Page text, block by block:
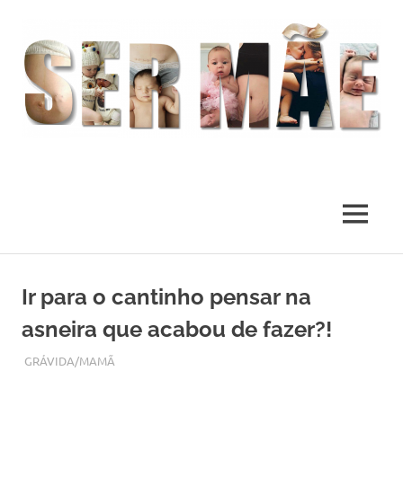
content
MENU
Ir para o cantinho pensar na
asneira que acabou de fazer?!
MAIO 17, 2018
ADMIN
GRÁVIDA/MAMÃ